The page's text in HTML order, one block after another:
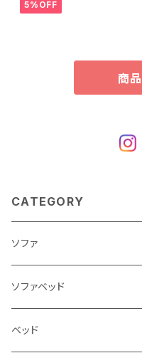
5%OFF
商
CATEGORY
ソファ
3人掛け
2.5人掛け
ソファベッド
ベッド